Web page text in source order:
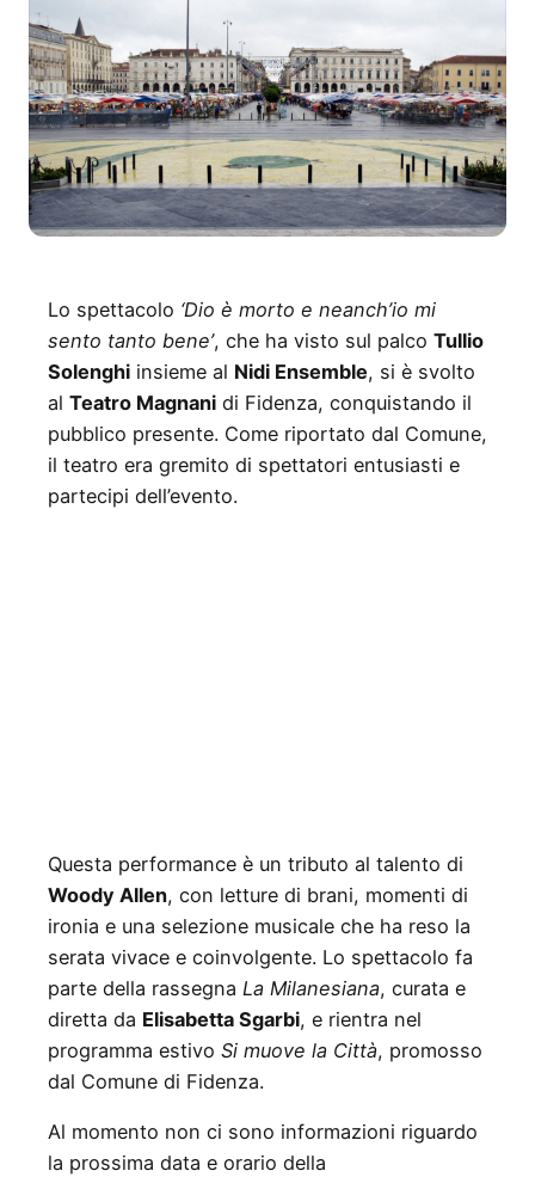
Lo spettacolo ‘Dio è morto e neanch’io mi
sento tanto bene’, che ha visto sul palco Tullio
Solenghi insieme al Nidi Ensemble, si è svolto
al Teatro Magnani di Fidenza, conquistando il
pubblico presente. Come riportato dal Comune,
il teatro era gremito di spettatori entusiasti e
partecipi dell’evento.
Questa performance è un tributo al talento di
Woody Allen, con letture di brani, momenti di
ironia e una selezione musicale che ha reso la
serata vivace e coinvolgente. Lo spettacolo fa
parte della rassegna La Milanesiana, curata e
diretta da Elisabetta Sgarbi, e rientra nel
programma estivo Si muove la Città, promosso
dal Comune di Fidenza.
Al momento non ci sono informazioni riguardo
la prossima data e orario della